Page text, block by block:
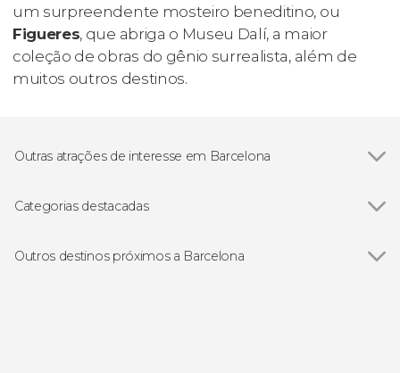
um surpreendente mosteiro beneditino, ou
Figueres, que abriga o Museu Dalí, a maior
coleção de obras do gênio surrealista, além de
muitos outros destinos.
Outras atrações de interesse em Barcelona
Casa Batlló
La Pedrera-Casa Milà
Categorias destacadas
Excursões de um dia saindo de Barcelona
Outros destinos próximos a Barcelona